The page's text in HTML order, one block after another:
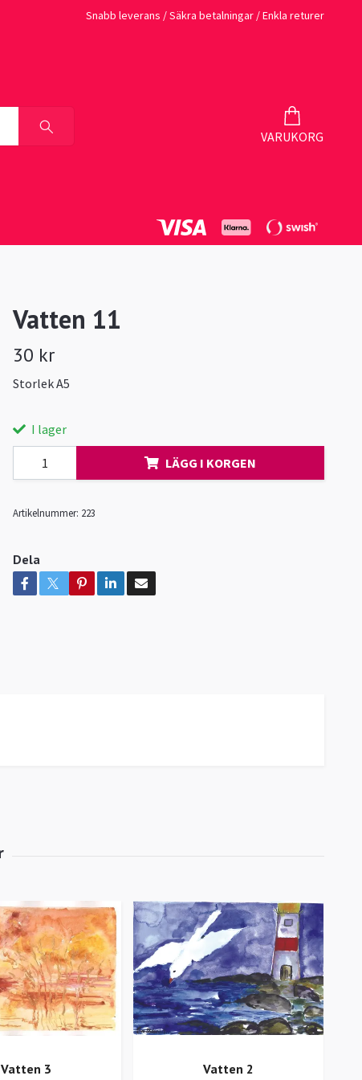
Snabb leverans / Säkra betalningar / Enkla returer
VARUKORG
Vatten 11
30 kr
Storlek A5
I lager
LÄGG I KORGEN
Artikelnummer: 223
Dela
Vatten 3 Vatten 2